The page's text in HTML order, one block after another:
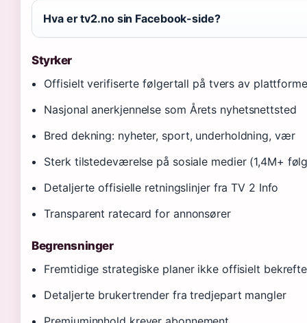
Hva er tv2.no sin Facebook-side?
Styrker
Offisielt verifiserte følgertall på tvers av
Nasjonal anerkjennelse som Årets nyhetsnettsted
Bred dekning: nyheter, sport, underholdning, vær
Sterk tilstedeværelse på sosiale medier (1,4M+
Detaljerte offisielle retningslinjer fra TV 2 Info
Transparent ratecard for annonsører
Begrensninger
Fremtidige strategiske planer ikke offisielt
Detaljerte brukertrender fra tredjepart mangler